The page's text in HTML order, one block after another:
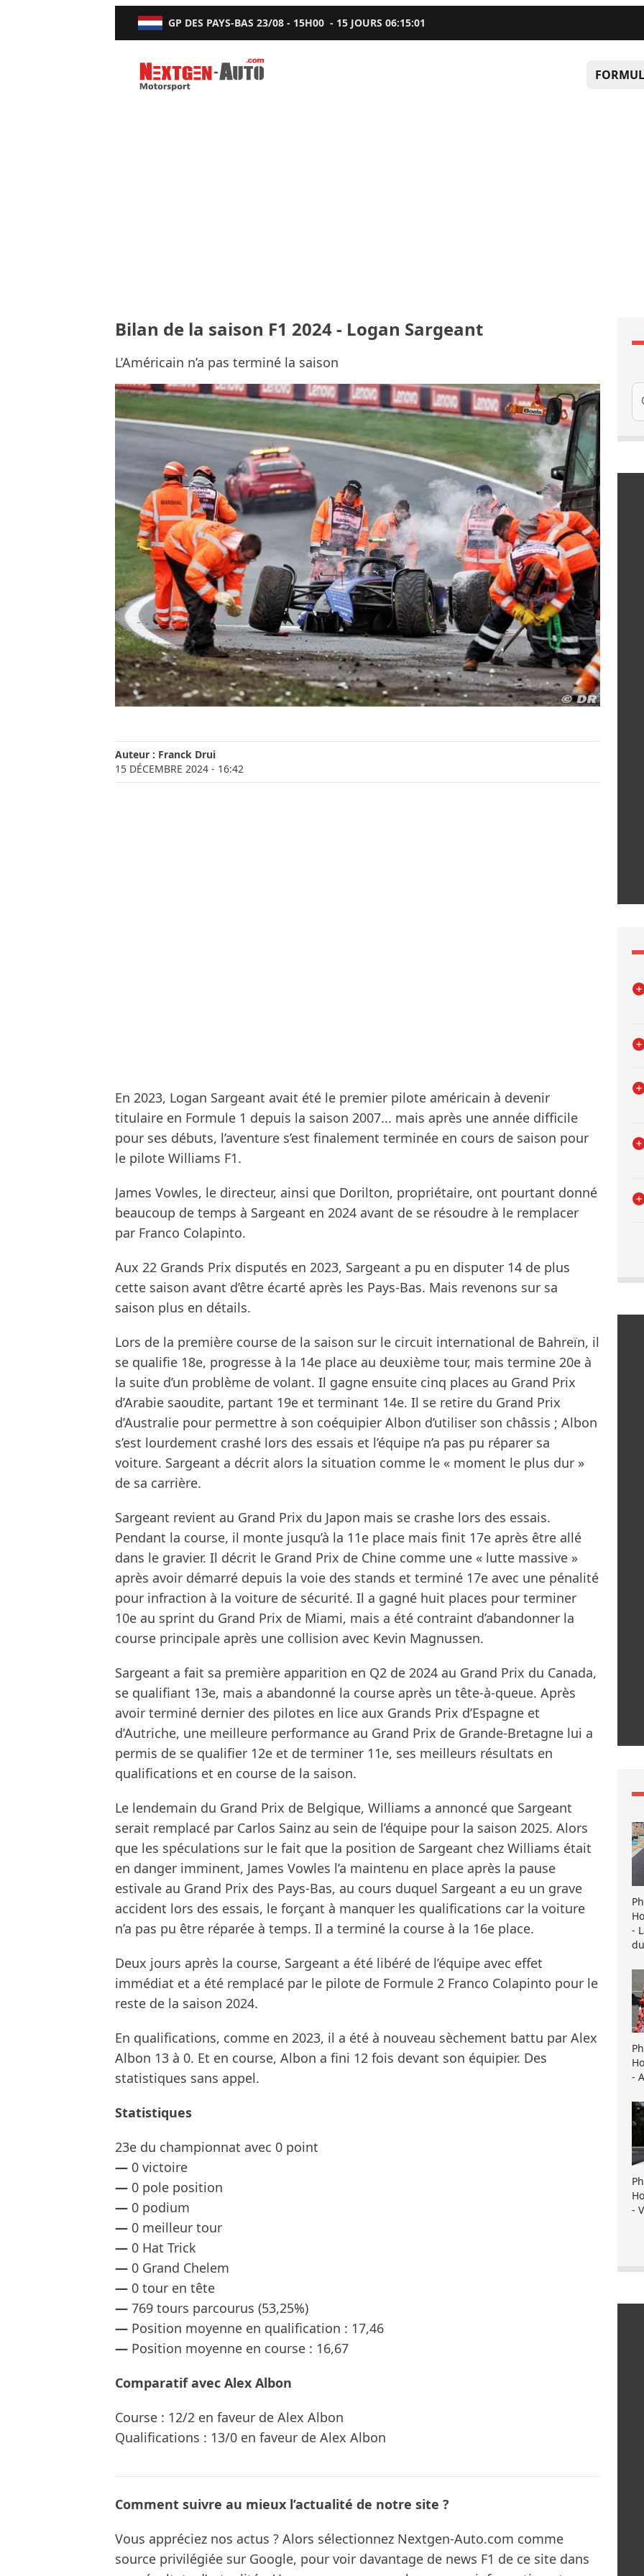
GP DES PAYS-BAS 23/08 - 15H00 - 15 JOURS06:15:00
Nextgen-Auto.com
Bilan de la saison F1 2024 - Logan Sargeant
L’Américain n’a pas terminé la saison
Auteur : Franck Drui
15 DÉCEMBRE 2024 - 16:42
En 2023, Logan Sargeant avait été le premier pilote américain à devenir
titulaire en Formule 1 depuis la saison 2007... mais après une année difficile
pour ses débuts, l’aventure s’est finalement terminée en cours de saison pour
le pilote Williams F1.
James Vowles, le directeur, ainsi que Dorilton, propriétaire, ont pourtant donné
beaucoup de temps à Sargeant en 2024 avant de se résoudre à le remplacer
par Franco Colapinto.
Aux 22 Grands Prix disputés en 2023, Sargeant a pu en disputer 14 de plus
cette saison avant d’être écarté après les Pays-Bas. Mais revenons sur sa
saison plus en détails.
Lors de la première course de la saison sur le circuit international de Bahreïn, il
se qualifie 18e, progresse à la 14e place au deuxième tour, mais termine 20e à
la suite d’un problème de volant. Il gagne ensuite cinq places au Grand Prix
d’Arabie saoudite, partant 19e et terminant 14e. Il se retire du Grand Prix
d’Australie pour permettre à son coéquipier Albon d’utiliser son châssis ; Albon
s’est lourdement crashé lors des essais et l’équipe n’a pas pu réparer sa
voiture. Sargeant a décrit alors la situation comme le « moment le plus dur »
de sa carrière.
Sargeant revient au Grand Prix du Japon mais se crashe lors des essais.
Pendant la course, il monte jusqu’à la 11e place mais finit 17e après être allé
dans le gravier. Il décrit le Grand Prix de Chine comme une « lutte massive »
après avoir démarré depuis la voie des stands et terminé 17e avec une pénalité
pour infraction à la voiture de sécurité. Il a gagné huit places pour terminer
10e au sprint du Grand Prix de Miami, mais a été contraint d’abandonner la
course principale après une collision avec Kevin Magnussen.
Sargeant a fait sa première apparition en Q2 de 2024 au Grand Prix du Canada,
se qualifiant 13e, mais a abandonné la course après un tête-à-queue. Après
avoir terminé dernier des pilotes en lice aux Grands Prix d’Espagne et
d’Autriche, une meilleure performance au Grand Prix de Grande-Bretagne lui a
permis de se qualifier 12e et de terminer 11e, ses meilleurs résultats en
qualifications et en course de la saison.
Le lendemain du Grand Prix de Belgique, Williams a annoncé que Sargeant
serait remplacé par Carlos Sainz au sein de l’équipe pour la saison 2025. Alors
que les spéculations sur le fait que la position de Sargeant chez Williams était
en danger imminent, James Vowles l’a maintenu en place après la pause
estivale au Grand Prix des Pays-Bas, au cours duquel Sargeant a eu un grave
accident lors des essais, le forçant à manquer les qualifications car la voiture
n’a pas pu être réparée à temps. Il a terminé la course à la 16e place.
Deux jours après la course, Sargeant a été libéré de l’équipe avec effet
immédiat et a été remplacé par le pilote de Formule 2 Franco Colapinto pour le
reste de la saison 2024.
En qualifications, comme en 2023, il a été à nouveau sèchement battu par Alex
Albon 13 à 0. Et en course, Albon a fini 12 fois devant son équipier. Des
statistiques sans appel.
Statistiques
23e du championnat avec 0 point
— 0 victoire
— 0 pole position
— 0 podium
— 0 meilleur tour
— 0 Hat Trick
— 0 Grand Chelem
— 0 tour en tête
— 769 tours parcourus (53,25%)
— Position moyenne en qualification : 17,46
— Position moyenne en course : 16,67
Comparatif avec Alex Albon
Course : 12/2 en faveur de Alex Albon
Qualifications : 13/0 en faveur de Alex Albon
Comment suivre au mieux l’actualité de notre site ?
Vous appréciez nos actus ? Alors sélectionnez Nextgen-Auto.com comme
source privilégiée sur Google, pour voir davantage de news F1 de ce site dans
-
-
-